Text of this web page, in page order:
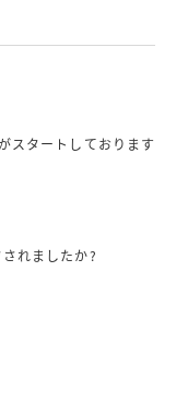
スタートしております
れましたか?